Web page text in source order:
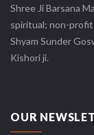
Shree Ji Barsana
spiritual; non-profit
Shyam Sunder
Kishori ji.
OUR